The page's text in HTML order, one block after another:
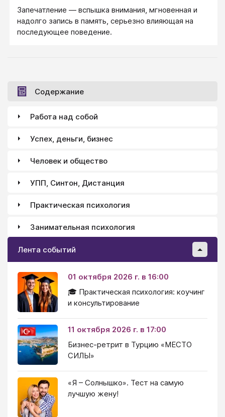
Запечатление — вспышка внимания, мгновенная и
надолго запись в память, серьезно влияющая на
последующее поведение.
Содержание
Работа над собой
Успех, деньги, бизнес
Человек и общество
УПП, Синтон, Дистанция
Практическая психология
Занимательная психология
Лента событий
01 октября 2026 г. в 16:00
🎓 Практическая психология: коучинг
и консультирование
11 октября 2026 г. в 17:00
Бизнес-ретрит в Турцию «МЕСТО
СИЛЫ»
«Я – Солнышко». Тест на самую
лучшую жену!